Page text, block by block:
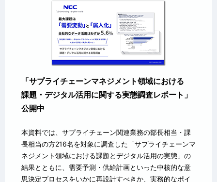
「サプライチェーンマネジメント領域における
課題・デジタル活用に関する実態調査レポート」
公開中
本資料では、サプライチェーン関連業務の部長相当・課
長相当の方216名を対象に調査した「サプライチェーンマ
ネジメント領域における課題とデジタル活用の実態」の
結果とともに、需要予測・供給計画といった中核的な意
思決定プロセスをいかに再設計すべきか、実務的なポイ